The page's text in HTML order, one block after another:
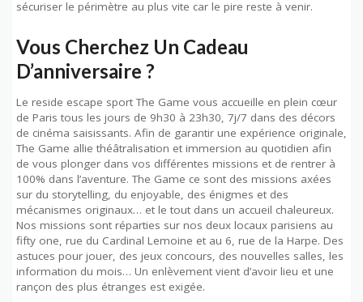
sécuriser le périmètre au plus vite car le pire reste à venir.
Vous Cherchez Un Cadeau
D’anniversaire ?
Le reside escape sport The Game vous accueille en plein cœur
de Paris tous les jours de 9h30 à 23h30, 7j/7 dans des décors
de cinéma saisissants. Afin de garantir une expérience originale,
The Game allie théâtralisation et immersion au quotidien afin
de vous plonger dans vos différentes missions et de rentrer à
100% dans l’aventure. The Game ce sont des missions axées
sur du storytelling, du enjoyable, des énigmes et des
mécanismes originaux… et le tout dans un accueil chaleureux.
Nos missions sont réparties sur nos deux locaux parisiens au
fifty one, rue du Cardinal Lemoine et au 6, rue de la Harpe. Des
astuces pour jouer, des jeux concours, des nouvelles salles, les
information du mois… Un enlèvement vient d’avoir lieu et une
rançon des plus étranges est exigée.